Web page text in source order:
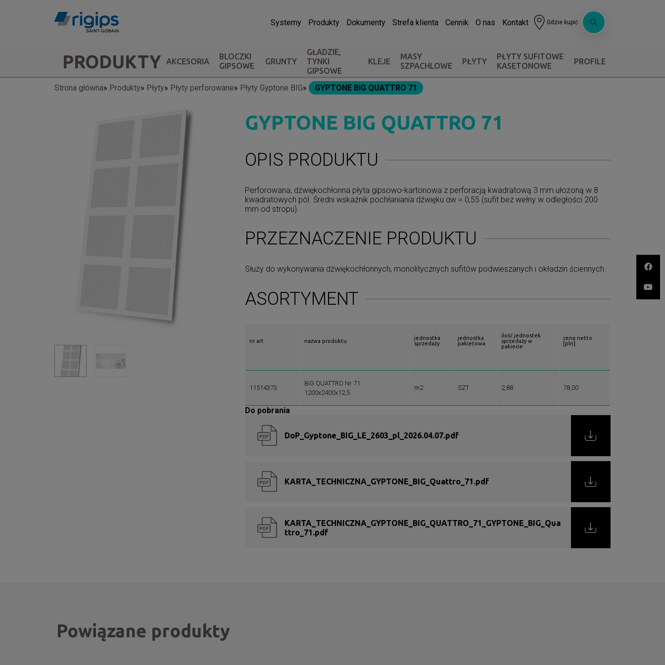
Systemy Produkty Dokumenty Strefa klienta Cennik O nas Kontakt Gdzie kupić
navigation
PRODUKTY AKCESORIA
BLOCZKI
GIPSOWE
GRUNTY
GŁADZIE,
TYNKI
GIPSOWE
KLEJE
MASY
SZPACHLOWE
PŁYTY
PŁYTY SUFITOWE
KASETONOWE
PROFILE
Ścieżka
nawigacyjna
Strona główna Produkty Płyty Płyty perforowane Płyty Gyptone BIG GYPTONE BIG QUATTRO 71
GYPTONE BIG QUATTRO 71
OPIS PRODUKTU
Perforowana, dźwiękochłonna płyta gipsowo-kartonowa z perforacją kwadratową 3 mm ułożoną w 8
kwadratowych pól. Średni wskaźnik pochłaniania dźwięku αw = 0,55 (sufit bez wełny w odległości 200
mm od stropu).
PRZEZNACZENIE PRODUKTU
Służy do wykonywania dźwiękochłonnych, monolitycznych sufitów podwieszanych i okładzin ściennych.
ASORTYMENT
nr art. nazwa produktu
jednostka
sprzedaży
jednostka
pakietowa
ilość jednostek
sprzedaży w
pakiecie
cena netto
[pln]
11514373
BIG QUATTRO Nr 71
1200x2400x12,5
m2 SZT 2,88 78,00
Do pobrania
DoP_Gyptone_BIG_LE_2603_pl_2026.04.07.pdf
KARTA_TECHNICZNA_GYPTONE_BIG_Quattro_71.pdf
KARTA_TECHNICZNA_GYPTONE_BIG_QUATTRO_71_GYPTONE_BIG_Qua
ttro_71.pdf
Powiązane produkty